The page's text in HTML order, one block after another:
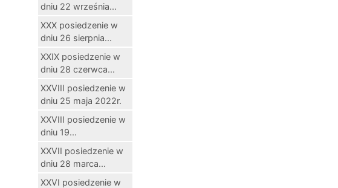
dniu 22 września...
XXX posiedzenie w
dniu 26 sierpnia...
XXIX posiedzenie w
dniu 28 czerwca...
XXVIII posiedzenie w
dniu 25 maja 2022r.
XXVIII posiedzenie w
dniu 19...
XXVII posiedzenie w
dniu 28 marca...
XXVI posiedzenie w